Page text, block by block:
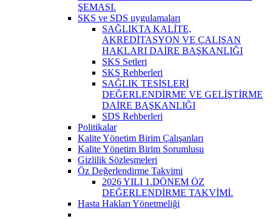
ŞEMASI.
SKS ve SDS uygulamaları
SAĞLIKTA KALİTE,
AKREDİTASYON VE ÇALIŞAN
HAKLARI DAİRE BAŞKANLIĞI
SKS Setleri
SKS Rehberleri
SAĞLIK TESİSLERİ
DEĞERLENDİRME VE GELİŞTİRME
DAİRE BAŞKANLIĞI
SDS Rehberleri
Politikalar
Kalite Yönetim Birim Çalışanları
Kalite Yönetim Birim Sorumlusu
Gizlilik Sözleşmeleri
Öz Değerlendirme Takvimi
2026 YILI 1.DÖNEM ÖZ
DEĞERLENDİRME TAKVİMİ.
Hasta Hakları Yönetmeliği